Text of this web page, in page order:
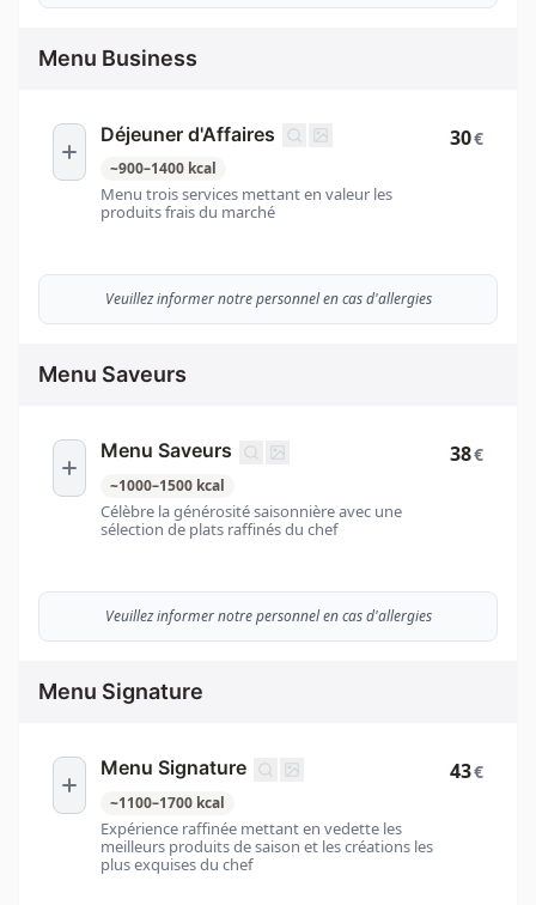
Menu Business
Déjeuner d'Affaires
~900–1400 kcal
Menu trois services mettant en valeur les
produits frais du marché
30€
Veuillez informer notre personnel en cas d'allergies
Menu Saveurs
Menu Saveurs
~1000–1500 kcal
Célèbre la générosité saisonnière avec une
sélection de plats raffinés du chef
38€
Veuillez informer notre personnel en cas d'allergies
Menu Signature
Menu Signature
~1100–1700 kcal
Expérience raffinée mettant en vedette les
meilleurs produits de saison et les créations les
plus exquises du chef
43€